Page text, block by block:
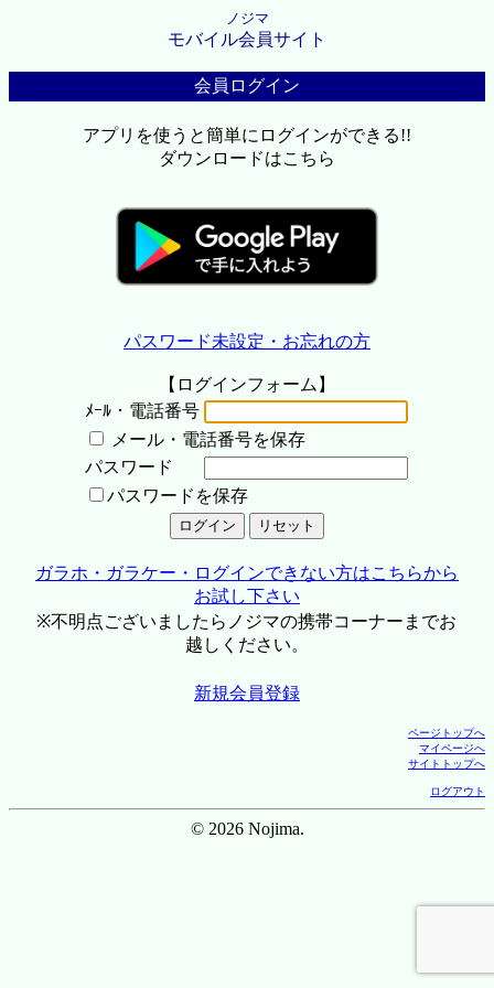
ノジマ
モバイル会員サイト
会員ログイン
アプリを使うと簡単にログインができる!!
ダウンロードはこちら
パスワード未設定・お忘れの方
【ログインフォーム】
ﾒｰﾙ・電話番号
メール・電話番号を保存
パスワード
パスワードを保存
ガラホ・ガラケー・ログインできない方はこちらから
お試し下さい
※不明点ございましたらノジマの携帯コーナーまでお
越しください。
新規会員登録
ページトップへ
マイページへ
サイトトップへ
ログアウト
© 2026 Nojima.